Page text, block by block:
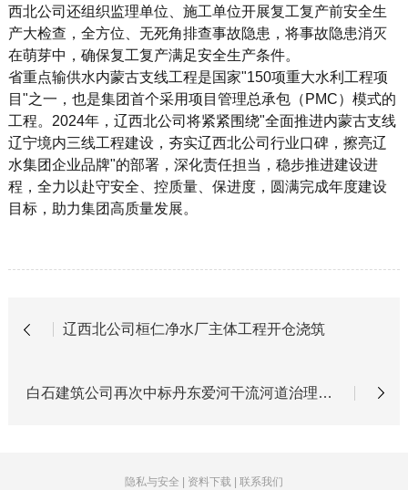
西北公司还组织监理单位、施工单位开展复工复产前安全生
产大检查，全方位、无死角排查事故隐患，将事故隐患消灭
在萌芽中，确保复工复产满足安全生产条件。
省重点输供水内蒙古支线工程是国家"150项重大水利工程项
目"之一，也是集团首个采用项目管理总承包（PMC）模式的
工程。2024年，辽西北公司将紧紧围绕"全面推进内蒙古支线
辽宁境内三线工程建设，夯实辽西北公司行业口碑，擦亮辽
水集团企业品牌"的部署，深化责任担当，稳步推进建设进
程，全力以赴守安全、控质量、保进度，圆满完成年度建设
目标，助力集团高质量发展。
辽西北公司桓仁净水厂主体工程开仓浇筑
白石建筑公司再次中标丹东爱河干流河道治理工程
隐私与安全 资料下载| 联系我们